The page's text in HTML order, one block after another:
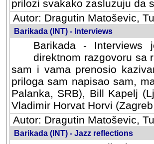
prilozi svakako zasluzuju da
Autor: Dragutin Matoševic,
Barikada (INT) - Interviews
Barikada -
direktnom razgovoru sa
sam i vama prenosio
priloga sam napisao sam,
Palanka, SRB), Bill Kapelj
Vladimir Horvat Horvi
Autor: Dragutin Matoševic,
Barikada (INT) - Jazz reflections